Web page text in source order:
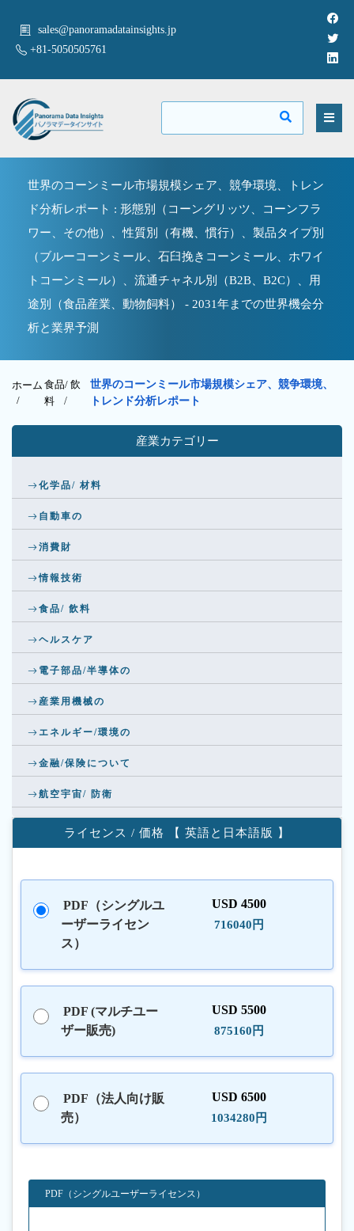
sales@panoramadatainsights.jp
+81-5050505761
世界のコーンミール市場規模シェア、競争環境、トレン
ド分析レポート : 形態別（コーングリッツ、コーンフラ
ワー、その他）、性質別（有機、慣行）、製品タイプ別
（ブルーコーンミール、石臼挽きコーンミール、ホワイ
トコーンミール）、流通チャネル別（B2B、B2C）、用
途別（食品産業、動物飼料） - 2031年までの世界機会分
析と業界予測
ホーム
/
食品/ 飲
料/
世界のコーンミール市場規模シェア、競争環境、
トレンド分析レポート
産業カテゴリー
化学品/ 材料
自動車の
消費財
情報技術
食品/ 飲料
ヘルスケア
電子部品/半導体の
産業用機械の
エネルギー/環境の
金融/保険について
航空宇宙/ 防衛
ライセンス / 価格 【 英語と日本語版 】
PDF（シングルユ
ーザーライセン
ス）
USD 4500
716040円
PDF (マルチユー
ザー販売)
USD 5500
875160円
PDF（法人向け販
売）
USD 6500
1034280円
PDF（シングルユーザーライセンス）